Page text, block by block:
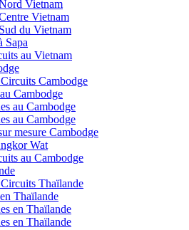
Vietnam
Vietnam
du Vietnam
Sapa
au Vietnam
Cambodge
Cambodge
au Cambodge
au Cambodge
mesure Cambodge
Wat
au Cambodge
Thaïlande
Thaïlande
en Thaïlande
en Thaïlande